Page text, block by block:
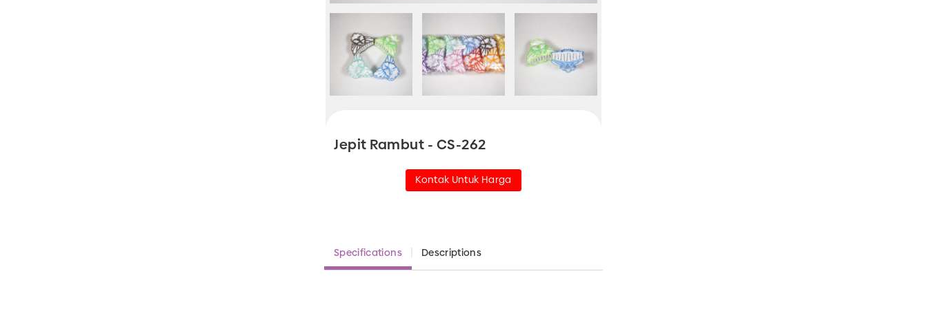
Jepit Rambut - CS-262
Kontak Untuk Harga
Specifications Descriptions